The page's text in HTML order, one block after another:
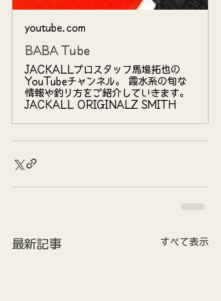
youtube.com
BABA Tube
JACKALLプロスタッフ馬場拓也の
YouTubeチャンネル。 霞水系の旬な
情報や釣り方をご紹介していきます。
JACKALL ORIGINALZ SMITH
最新記事 すべて表示